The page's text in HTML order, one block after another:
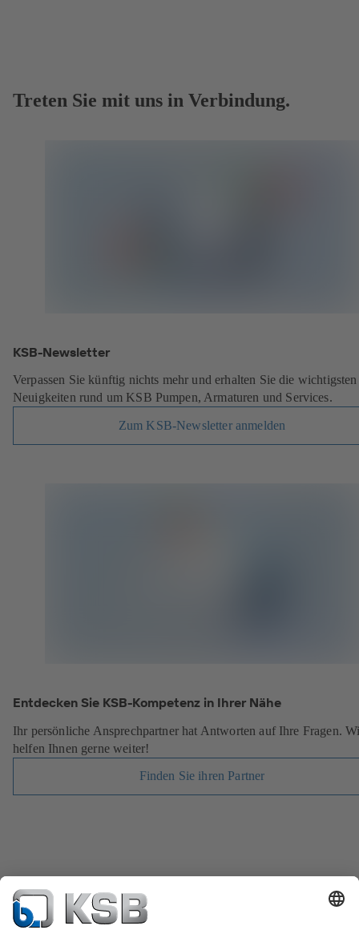
Treten Sie mit uns in Verbindung.
KSB-Newsletter
Verpassen Sie künftig nichts mehr und erhalten Sie die wichtigsten
Neuigkeiten rund um KSB Pumpen, Armaturen und Services.
Zum KSB-Newsletter anmelden
Entdecken Sie KSB-Kompetenz in Ihrer Nähe
Ihr persönliche Ansprechpartner hat Antworten auf Ihre Fragen.
helfen Ihnen gerne weiter!
Finden Sie ihren Partner